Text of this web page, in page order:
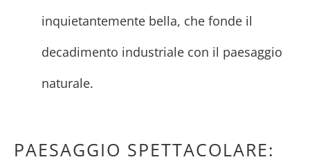
inquietantemente bella, che fonde il
decadimento industriale con il paesaggio
naturale.
PAESAGGIO SPETTACOLARE: